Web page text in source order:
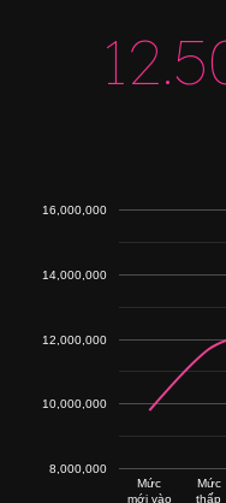
Mức
mới vào
Mức
thấp
8,000,000
10,000,000
12,000,000
14,000,000
16,000,000